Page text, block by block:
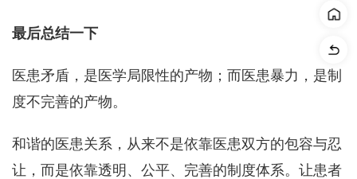
最后总结一下
医患矛盾，是医学局限性的产物；而医患暴力，是制
度不完善的产物。
和谐的医患关系，从来不是依靠医患双方的包容与忍
让，而是依靠透明、公平、完善的制度体系。让患者